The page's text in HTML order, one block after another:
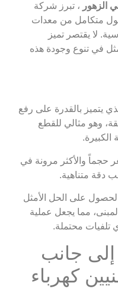
، تبرز شركة
متكامل من معدات
لا يقتصر تميز
في تنوع وجودة هذه
يتميز بالقدرة على رفع
وهو مثالي للقطع
الكبيرة.
حجماً والأكثر مرونة في
دقة متناهية.
الحصول على الحل الأمثل
مما يجعل عملية
تلفيات محتملة.
جانب
كهرباء